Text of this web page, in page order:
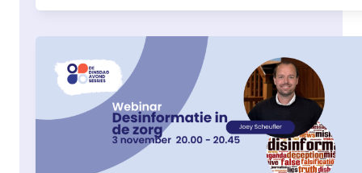
voor zorgprofessionals door Marsha Walraven
december om 20.00 uur. De webinars zijn via
van 20.00 – 20.45 Aanmeldformulier webinar
Podcasten voor zorgprofessionals